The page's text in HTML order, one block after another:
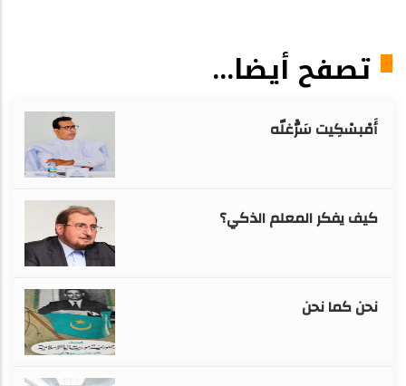
تصفح أيضا...
أَمْبسْكِيت سَرّْغلّه
كيف يفكر المعلم الذكي؟
نحن كما نحن